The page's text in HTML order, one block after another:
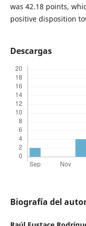
was 42.18 points,
positive disposition
Descargas
Biografía del